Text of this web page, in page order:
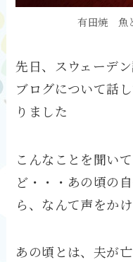
有田焼 魚
先日、スウェーデ
ブログについて話
りました
こんなことを聞い
ど・・・あの頃の
ら、なんて声をか
あの頃とは、夫が